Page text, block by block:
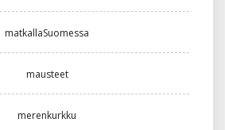
matkallaSuomessa
mausteet
merenkurkku